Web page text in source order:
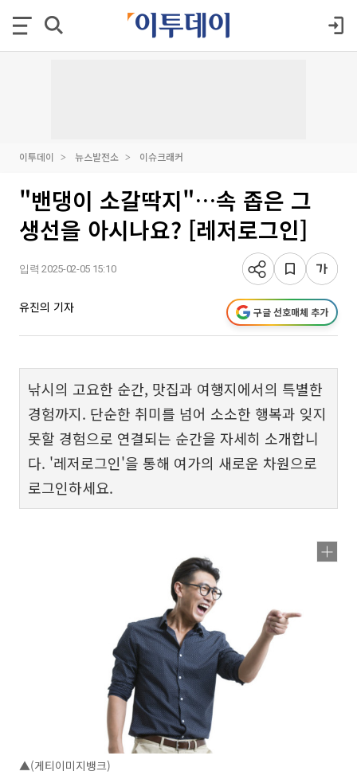
이투데이 뉴스발전소 이슈크래커
"밴댕이 소갈딱지"…속 좁은 그
생선을 아시나요? [레저로그인]
입력 2025-02-05 15:10
유진의 기자 구글 선호매체 추가
낚시의 고요한 순간, 맛집과 여행지에서의 특별한
경험까지. 단순한 취미를 넘어 소소한 행복과 잊지
못할 경험으로 연결되는 순간을 자세히 소개합니
다. '레저로그인'을 통해 여가의 새로운 차원으로
로그인하세요.
▲(게티이미지뱅크)